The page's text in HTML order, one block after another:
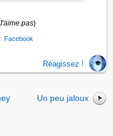
pas)
Facebook
Réagissez !
Un peu jaloux